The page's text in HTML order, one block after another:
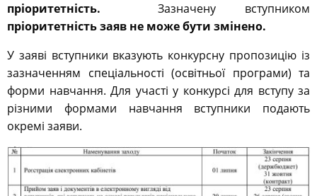
пріоритетність. Зазначену вступником
пріоритетність заяв не може бути змінено.
У заяві вступники вказують конкурсну пропозицію із
зазначенням спеціальності (освітньої програми) та
форми навчання. Для участі у конкурсі для вступу за
різними формами навчання вступники подають
окремі заяви.